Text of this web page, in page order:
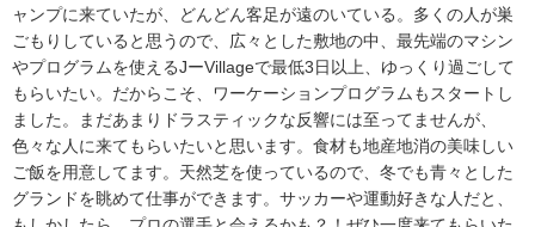
ャンプに来ていたが、どんどん客足が遠のいている。多くの人が巣
ごもりしていると思うので、広々とした敷地の中、最先端のマシン
やプログラムを使えるJーVillageで最低3日以上、ゆっくり過ごして
もらいたい。だからこそ、ワーケーションプログラムもスタートし
ました。まだあまりドラスティックな反響には至ってませんが、
色々な人に来てもらいたいと思います。食材も地産地消の美味しい
ご飯を用意してます。天然芝を使っているので、冬でも青々とした
グランドを眺めて仕事ができます。サッカーや運動好きな人だと、